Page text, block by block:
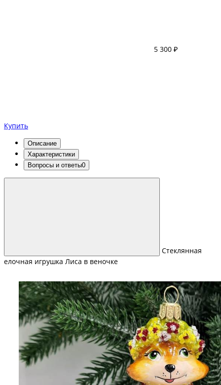
5 300 ₽
Купить
Описание
Характеристики
Вопросы и ответы0
Стеклянная
елочная игрушка Лиса в веночке